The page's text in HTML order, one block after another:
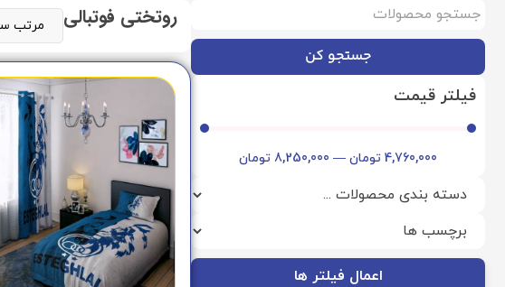
جستجو کن
فیلتر قیمت
4,760,000 تومان —
8,250,000 تومان
اعمال فیلتر ها
روتختی فوتبالی